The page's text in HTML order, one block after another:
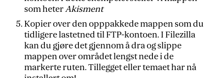
som heterAkisment
Kopier over den opppakkede mappen som du
tidligere lastetned til FTP-kontoen. I Filezilla
kan du gjøre det gjennom å dra og slippe
mappen over området lengst nede i de
markerte ruten. Tillegget eller temaet har nå